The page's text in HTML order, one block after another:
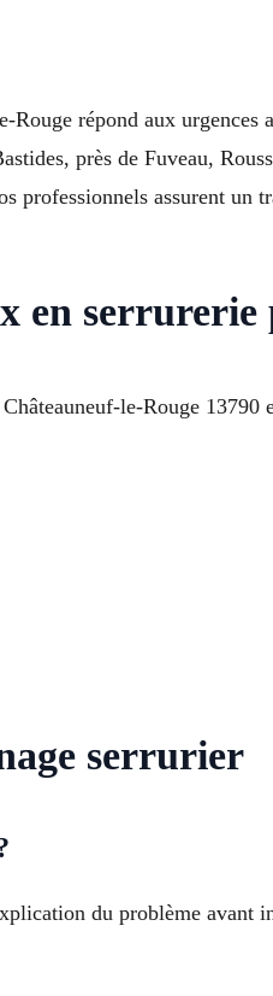
Rouge répond aux
près de Fuveau,
assurent un
en serrurerie
le-Rouge 13790
serrurier
du problème